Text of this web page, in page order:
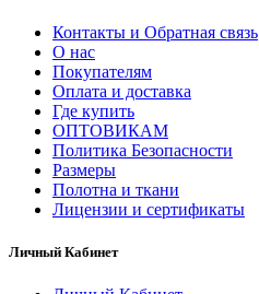
Контакты и Обратная связь
О нас
Покупателям
Оплата и доставка
Где купить
ОПТОВИКАМ
Политика Безопасности
Размеры
Полотна и ткани
Лицензии и сертификаты
Личный Кабинет